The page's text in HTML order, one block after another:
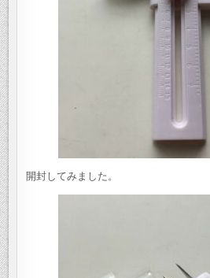
開封してみました。